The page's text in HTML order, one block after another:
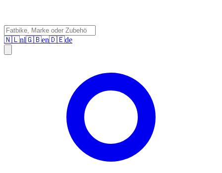
🇳🇱nl🇬🇧en🇩🇪de